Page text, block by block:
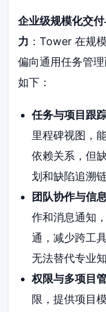
企业级规模化交
力 ：Tower 在规
偏向通用任务管
如下：
任务与项目跟
里程碑视图，
依赖关系，但
划和缺陷追溯链
团队协作与信
作和消息通知
通，减少跨工
无法替代专业知
权限与多项目
限，提供项目